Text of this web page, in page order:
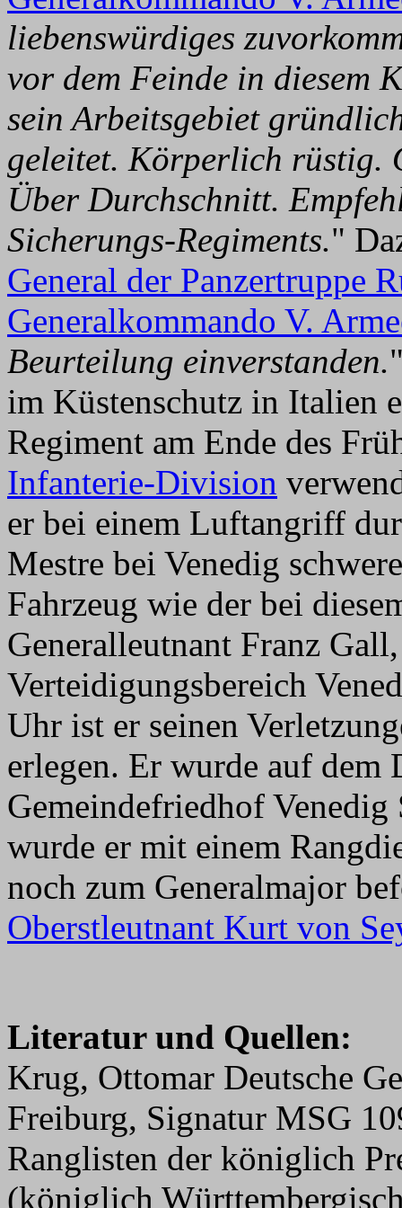
liebenswürdiges
vor dem Feinde in diesem
sein Arbeitsgebiet
geleitet. Körperlich rüstig.
Über Durchschnitt.
Sicherungs-Regiments."
General der Panzertruppe
Generalkommando V.
Beurteilung einverstanden.
im Küstenschutz in Italien
Regiment am Ende des
Infanterie-Division
er bei einem Luftangriff
Mestre bei Venedig
Fahrzeug wie der bei
Generalleutnant Franz
Verteidigungsbereich
Uhr ist er seinen
erlegen. Er wurde auf dem
Gemeindefriedhof
wurde er mit einem
noch zum Generalmajor
Oberstleutnant Kurt von
Literatur und Quellen:
Krug, Ottomar Deutsche
Freiburg, Signatur MSG
Ranglisten der königlich
(königlich